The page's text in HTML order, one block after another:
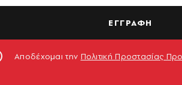
τους έγινε viral - Τι συμβαίνει
καθενός;
09:40
ΕΓΓΡΑΦΗ
Αποδέχομαι την Πολιτική Προστασίας